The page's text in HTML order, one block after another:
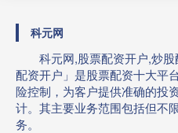
科元网
科元网,股票配资开户,炒
配资开户」是股票配资十大平
险控制，为客户提供准确的投
计。其主要业务范围包括但不
务。